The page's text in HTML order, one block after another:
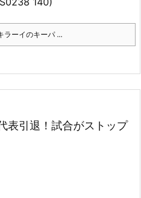
ラーイのキーパ ...
表引退！試合がストップ